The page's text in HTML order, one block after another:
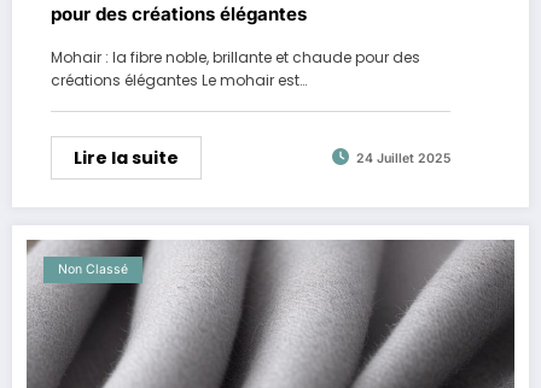
pour des créations élégantes
Mohair : la fibre noble, brillante et chaude pour des
créations élégantes Le mohair est…
Lire la suite 24 Juillet 2025
Non Classé